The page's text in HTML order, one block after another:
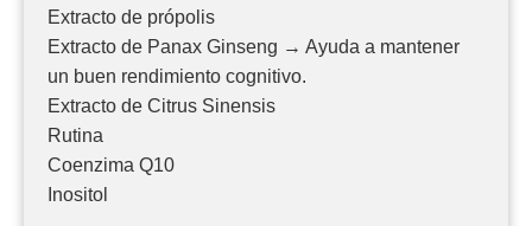
Extracto de própolis
Extracto de Panax Ginseng → Ayuda a mantener
un buen rendimiento cognitivo.
Extracto de Citrus Sinensis
Rutina
Coenzima Q10
Inositol